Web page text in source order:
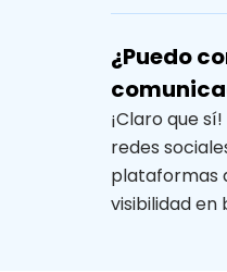
¿Puedo
¡Claro que
redes
plataformas
visibilidad